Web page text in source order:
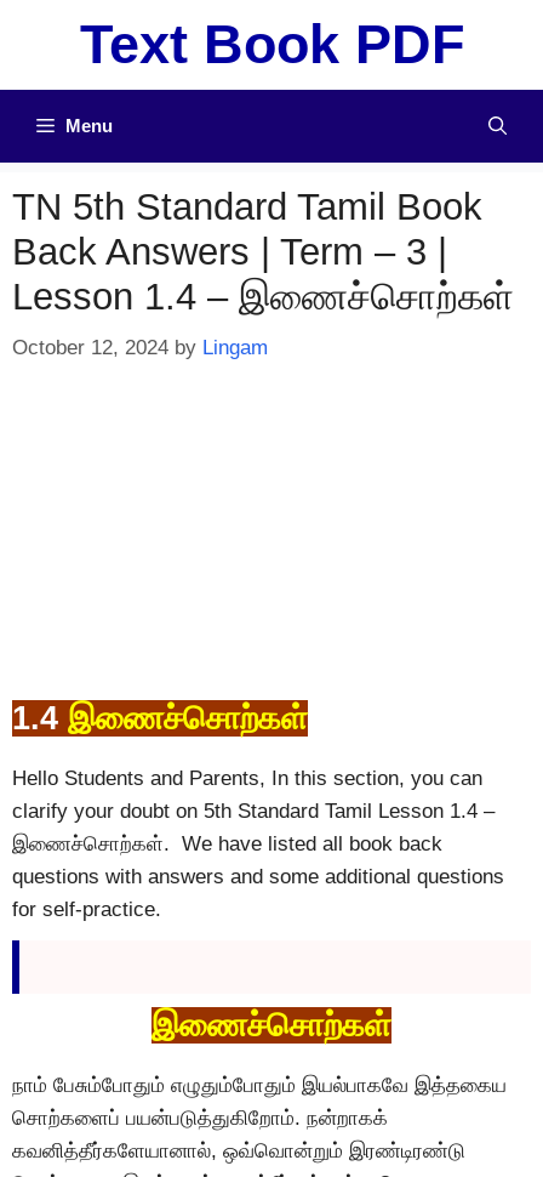
Text Book PDF
Menu
TN 5th Standard Tamil Book
Back Answers | Term – 3 |
Lesson 1.4 – இணைச்சொற்கள்
October 12, 2024 by Lingam
1.4 இணைச்சொற்கள்
Hello Students and Parents, In this section, you can
clarify your doubt on 5th Standard Tamil Lesson 1.4 –
இணைச்சொற்கள். We have listed all book back
questions with answers and some additional questions
for self-practice.
இணைச்சொற்கள்
நாம் பேசும்போதும் எழுதும்போதும் இயல்பாகவே இத்தகைய
சொற்களைப் பயன்படுத்துகிறோம். நன்றாகக்
கவனித்தீர்களேயானால், ஒவ்வொன்றும் இரண்டிரண்டு